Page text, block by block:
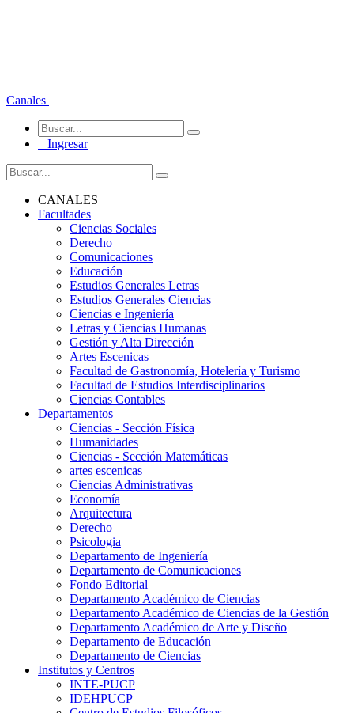
Canales
Ingresar
CANALES
Facultades
Ciencias Sociales
Derecho
Comunicaciones
Educación
Estudios Generales Letras
Estudios Generales Ciencias
Ciencias e Ingeniería
Letras y Ciencias Humanas
Gestión y Alta Dirección
Artes Escenicas
Facultad de Gastronomía, Hotelería y Turismo
Facultad de Estudios Interdisciplinarios
Ciencias Contables
Departamentos
Ciencias - Sección Física
Humanidades
Ciencias - Sección Matemáticas
artes escenicas
Ciencias Administrativas
Economía
Arquitectura
Derecho
Psicologia
Departamento de Ingeniería
Departamento de Comunicaciones
Fondo Editorial
Departamento Académico de Ciencias
Departamento Académico de Ciencias de la Gestión
Departamento Académico de Arte y Diseño
Departamento de Educación
Departamento de Ciencias
Institutos y Centros
INTE-PUCP
IDEHPUCP